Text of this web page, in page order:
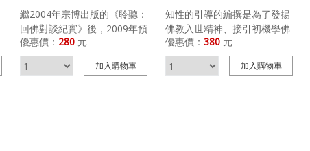
Buddhist Voyage Beyond
Death offers readers not
only a rewarding
understanding of the
Buddhist cosmos, but also
繼2004年宗博出版的《聆聽：
回佛對談紀實》後，2009年預
定出版的《迴響：回佛對談紀
實 2 》將秉持前冊對談史料、
文稿的彙整工作之努力，以淺
優惠價： 280 元
加入購物車
知性的引導的編撰是為了發揚
佛教入世精神、接引初機學佛
者，雖然坊間流佈許多佛教團
體精心製作之相類書籍，但因
時代演化、文字解讀與現實環
優惠價： 380 元
加入購物車